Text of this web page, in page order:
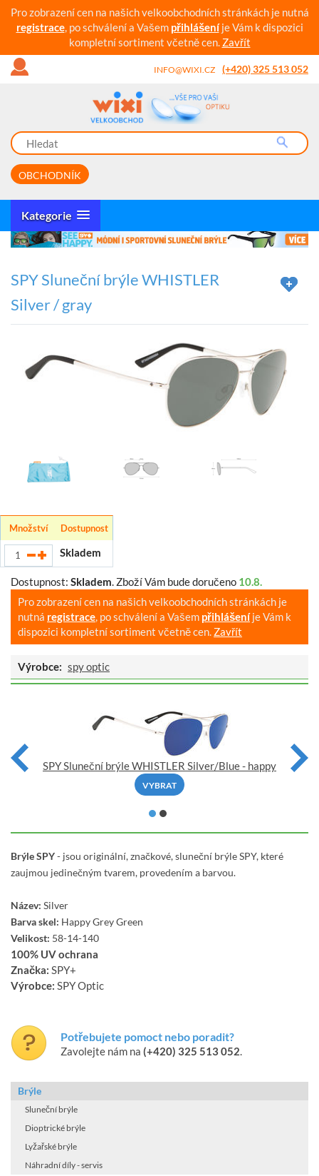
Pro zobrazení cen na našich velkoobchodních stránkách je nutná
registrace, po schválení a Vašem přihlášeníje Vám k dispozici
kompletní sortiment včetně cen. Zavřít
INFO@WIXI.CZ (+420) 325 513 052
OBCHODNÍK
Kategorie
SPY Sluneční brýle WHISTLER
Silver / gray
Množství Dostupnost
Skladem
Dostupnost: Skladem Zboží Vám bude doručeno 10.8.
Pro zobrazení cen na našich velkoobchodních stránkách je
nutná registrace , po schválení a Vašem přihlášeníje Vám k
dispozici kompletní sortiment včetně cen. Zavřít
Výrobce: spy optic
SPY Sluneční brýle WHISTLER Silver/Blue - happy
VYBRAT
Brýle SPY- jsou originální, značkové, sluneční brýle SPY, které
zaujmou jedinečným tvarem, provedením a barvou.
Název: Silver
Barva skel: Happy Grey Green
Velikost: 58-14-140
100% UV ochrana
Značka: SPY+
Výrobce: SPY Optic
Potřebujete pomoct nebo poradit?
Zavolejte nám na (+420) 325 513 052
Brýle
Sluneční brýle
Dioptrické brýle
Lyžařské brýle
Náhradní díly - servis